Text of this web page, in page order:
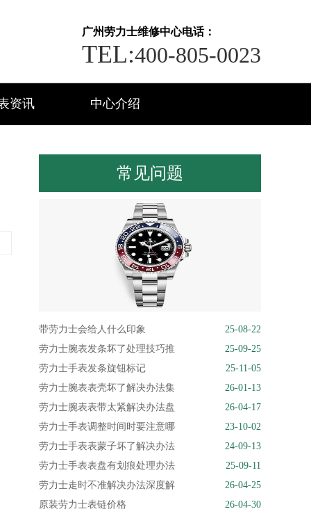
广州劳力士维修中心电话：
TEL:400-805-0023
资讯 中心介绍
常见问题
带劳力士会给人什么印象
25-08-22
劳力士腕表发条坏了处理技巧推
25-09-25
劳力士手表发条旋钮标记
25-11-05
劳力士腕表表壳坏了解决办法集
26-01-13
劳力士腕表表带太紧解决办法盘
26-04-17
劳力士手表调整时间时要注意哪
23-10-02
劳力士手表表蒙子坏了解决办法
24-09-13
劳力士手表表盘有划痕处理办法
25-09-11
劳力士走时不准解决办法深度解
26-04-25
原装劳力士表链价格
26-04-30